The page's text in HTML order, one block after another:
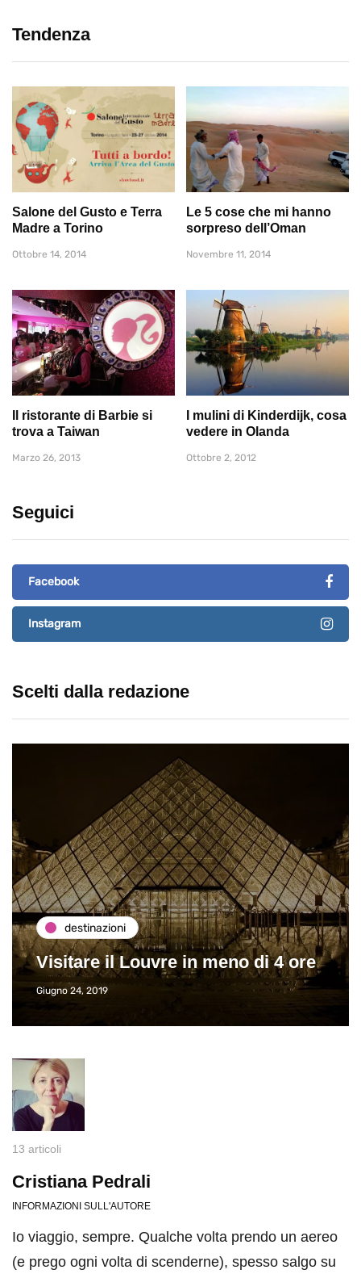
Tendenza
Salone del Gusto e Terra
Madre a Torino
Ottobre 14, 2014
Le 5 cose che mi hanno
sorpreso dell’Oman
Novembre 11, 2014
Il ristorante di Barbie si
trova a Taiwan
Marzo 26, 2013
I mulini di Kinderdijk, cosa
vedere in Olanda
Ottobre 2, 2012
Seguici
Facebook
Instagram
Scelti dalla redazione
destinazioni
Visitare il Louvre in meno di 4 ore
Giugno 24, 2019
13 articoli
Cristiana Pedrali
INFORMAZIONI SULL'AUTORE
Io viaggio, sempre. Qualche volta prendo un aereo
(e prego ogni volta di scenderne), spesso salgo su